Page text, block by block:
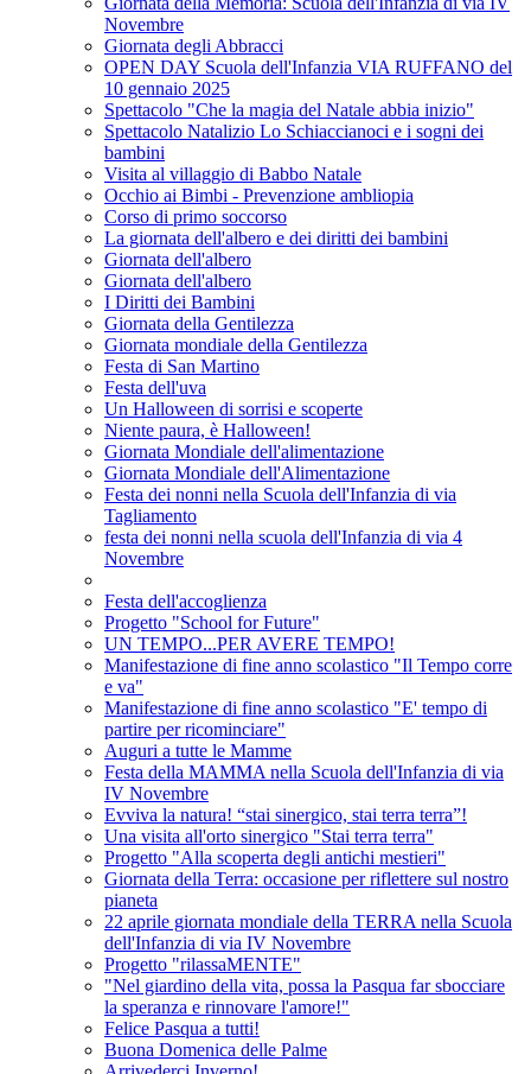
Novembre
Giornata degli Abbracci
OPEN DAY Scuola dell'Infanzia VIA RUFFANO del
10 gennaio 2025
Spettacolo "Che la magia del Natale abbia inizio"
Spettacolo Natalizio Lo Schiaccianoci e i sogni dei
bambini
Visita al villaggio di Babbo Natale
Occhio ai Bimbi - Prevenzione ambliopia
Corso di primo soccorso
La giornata dell'albero e dei diritti dei bambini
Giornata dell'albero
Giornata dell'albero
I Diritti dei Bambini
Giornata della Gentilezza
Giornata mondiale della Gentilezza
Festa di San Martino
Festa dell'uva
Un Halloween di sorrisi e scoperte
Niente paura, è Halloween!
Giornata Mondiale dell'alimentazione
Giornata Mondiale dell'Alimentazione
Festa dei nonni nella Scuola dell'Infanzia di via
Tagliamento
festa dei nonni nella scuola dell'Infanzia di via 4
Novembre
Festa dell'accoglienza
Progetto "School for Future"
UN TEMPO...PER AVERE TEMPO!
Manifestazione di fine anno scolastico "Il Tempo corre
e va"
Manifestazione di fine anno scolastico "E' tempo di
partire per ricominciare"
Auguri a tutte le Mamme
Festa della MAMMA nella Scuola dell'Infanzia di via
IV Novembre
Evviva la natura! “stai sinergico, stai terra terra”!
Una visita all'orto sinergico "Stai terra terra"
Progetto "Alla scoperta degli antichi mestieri"
Giornata della Terra: occasione per riflettere sul nostro
pianeta
22 aprile giornata mondiale della TERRA nella Scuola
dell'Infanzia di via IV Novembre
Progetto "rilassaMENTE"
"Nel giardino della vita, possa la Pasqua far sbocciare
la speranza e rinnovare l'amore!"
Felice Pasqua a tutti!
Buona Domenica delle Palme